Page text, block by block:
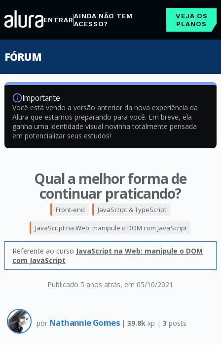
ENTRARAINDA NÃO TEM
ACESSO?
VEJA OS
PLANOS
FÓRUM
Importante
Você está vendo a versão anterior da nova experiência da
Alura que estamos preparando para você. Em breve, ela
ganha uma identidade visual novinha totalmente pensada
em potencializar seus estudos!
Qual a melhor forma de
continuar praticando?
Publicado 5 anos atrás, em 05/10/2021
Front-end JavaScript & TypeScript
JavaScript na Web: manipule o DOM com JavaScript
Referente ao curso JavaScript na Web: manipule o DOM
com JavaScript
por Nathannie Gomes |39.8k xp |3 posts